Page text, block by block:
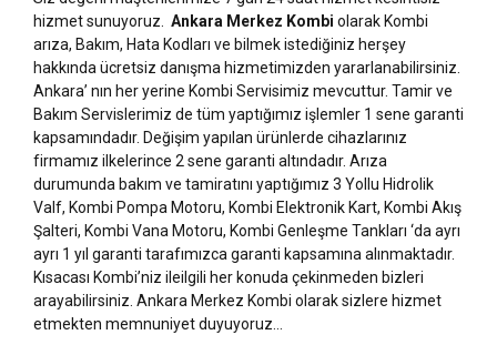
hizmet sunuyoruz. Ankara Merkez Kombi olarak Kombi
arıza, Bakım, Hata Kodları ve bilmek istediğiniz herşey
hakkında ücretsiz danışma hizmetimizden yararlanabilirsiniz.
Ankara’ nın her yerine Kombi Servisimiz mevcuttur. Tamir ve
Bakım Servislerimiz de tüm yaptığımız işlemler 1 sene garanti
kapsamındadır. Değişim yapılan ürünlerde cihazlarınız
firmamız ilkelerince 2 sene garanti altındadır. Arıza
durumunda bakım ve tamiratını yaptığımız 3 Yollu Hidrolik
Valf, Kombi Pompa Motoru, Kombi Elektronik Kart, Kombi Akış
Şalteri, Kombi Vana Motoru, Kombi Genleşme Tankları ‘da ayrı
ayrı 1 yıl garanti tarafımızca garanti kapsamına alınmaktadır.
Kısacası Kombi’niz ileilgili her konuda çekinmeden bizleri
arayabilirsiniz. Ankara Merkez Kombi olarak sizlere hizmet
etmekten memnuniyet duyuyoruz…